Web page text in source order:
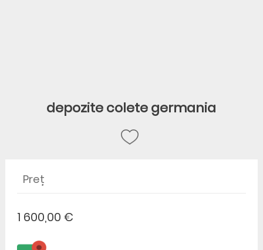
depozite colete germania
Preț
1 600,00 €